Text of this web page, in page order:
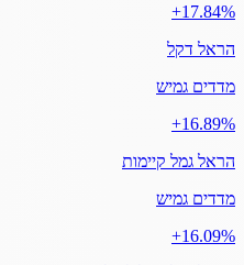
‎+17.84%
הראל דקל
מדדים גמיש
‎+16.89%
הראל גמל קיימות
מדדים גמיש
‎+16.09%